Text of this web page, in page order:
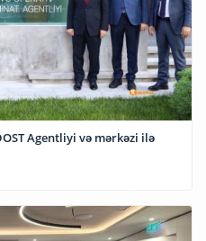
Agentliyi və mərkəzi ilə